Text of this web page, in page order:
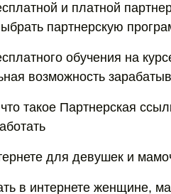
и платной
партнерскую
обучения на
возможность
такое Партнерская
для девушек и
в интернете женщине,